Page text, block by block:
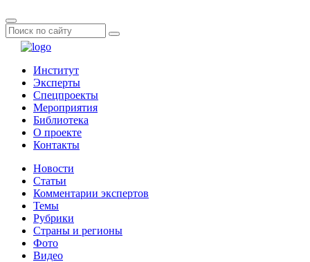
Институт
Эксперты
Спецпроекты
Мероприятия
Библиотека
О проекте
Контакты
Новости
Статьи
Комментарии экспертов
Темы
Рубрики
Страны и регионы
Фото
Видео